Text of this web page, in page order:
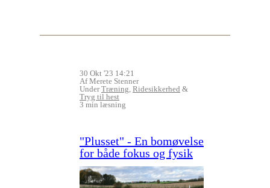
30 Okt '23 14:21
Af Merete Stenner
UnderTræning Ridesikkerhed &
Tryg til hest
3 min læsning
"Plusset" - En bomøvelse
for både fokus og fysik